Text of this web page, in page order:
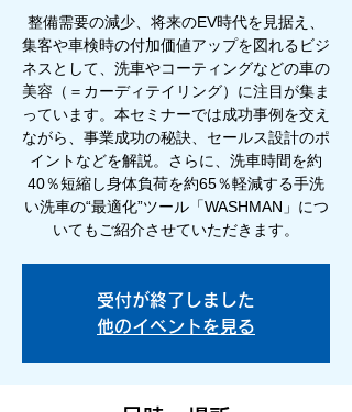
整備需要の減少、将来のEV時代を見据え、
集客や車検時の付加価値アップを図れるビジ
ネスとして、洗車やコーティングなどの車の
美容（＝カーディテイリング）に注目が集ま
っています。本セミナーでは成功事例を交え
ながら、事業成功の秘訣、セールス設計のポ
イントなどを解説。さらに、洗車時間を約
40％短縮し身体負荷を約65％軽減する手洗
い洗車の“最適化”ツール「WASHMAN」につ
いてもご紹介させていただきます。
受付が終了しました
他のイベントを見る